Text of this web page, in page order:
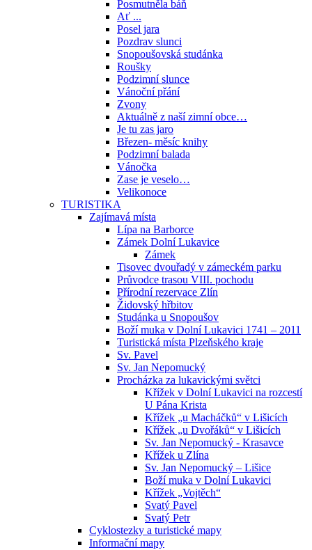
Posmutněla báň
Ať ...
Posel jara
Pozdrav slunci
Snopoušovská studánka
Roušky
Podzimní slunce
Vánoční přání
Zvony
Aktuálně z naší zimní obce…
Je tu zas jaro
Březen- měsíc knihy
Podzimní balada
Vánočka
Zase je veselo…
Velikonoce
TURISTIKA
Zajímavá místa
Lípa na Barborce
Zámek Dolní Lukavice
Zámek
Tisovec dvouřadý v zámeckém parku
Průvodce trasou VIII. pochodu
Přírodní rezervace Zlín
Židovský hřbitov
Studánka u Snopoušov
Boží muka v Dolní Lukavici 1741 – 2011
Turistická místa Plzeňského kraje
Sv. Pavel
Sv. Jan Nepomucký
Procházka za lukavickými světci
Křížek v Dolní Lukavici na rozcestí
U Pána Krista
Křížek „u Macháčků“ v Lišicích
Křížek „u Dvořáků“ v Lišicích
Sv. Jan Nepomucký - Krasavce
Křížek u Zlína
Sv. Jan Nepomucký – Lišice
Boží muka v Dolní Lukavici
Křížek „Vojtěch“
Svatý Pavel
Svatý Petr
Cyklostezky a turistické mapy
Informační mapy